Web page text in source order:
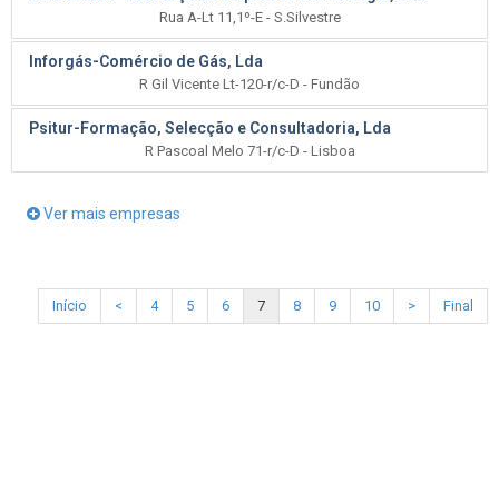
Rua A-Lt 11,1º-E - S.Silvestre
Inforgás-Comércio de Gás, Lda
R Gil Vicente Lt-120-r/c-D - Fundão
Psitur-Formação, Selecção e Consultadoria, Lda
R Pascoal Melo 71-r/c-D - Lisboa
Ver mais empresas
Início < 4 5 6 7 8 9 10 > Final